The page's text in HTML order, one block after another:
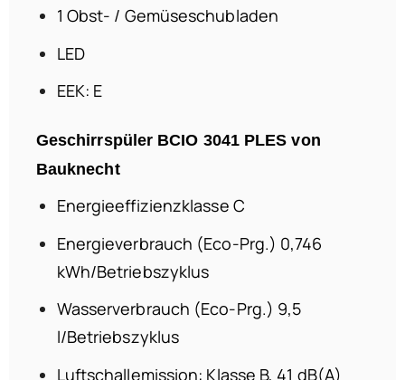
1 Obst- / Gemüseschubladen
LED
EEK: E
Geschirrspüler BCIO 3041 PLES von
Bauknecht
Energieeffizienzklasse C
Energieverbrauch (Eco-Prg.) 0,746
kWh/Betriebszyklus
Wasserverbrauch (Eco-Prg.) 9,5
l/Betriebszyklus
Luftschallemission: Klasse B, 41 dB(A)